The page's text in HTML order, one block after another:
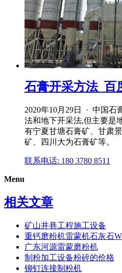
石膏开采方法_百
2020年10月29日 · 中国石
法和地下开采法,但主要是
有宁夏甘塘石膏矿、甘肃
矿、四川大为石膏矿等。
联系电话: 180 3780 8511
Menu
相关文章
矿山井巷工程施工设备
重钙磨粉机雷蒙机石灰石
广东河源雷蒙磨粉机
制粉加工设备粉碎的价格
铆钉连接制粉机